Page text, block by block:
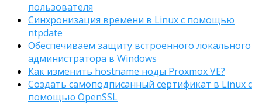
пользователя
Синхронизация времени в Linux с помощью
ntpdate
Обеспечиваем защиту встроенного локального
администратора в Windows
Как изменить hostname ноды Proxmox VE?
Создать самоподписанный сертификат в Linux с
помощью OpenSSL